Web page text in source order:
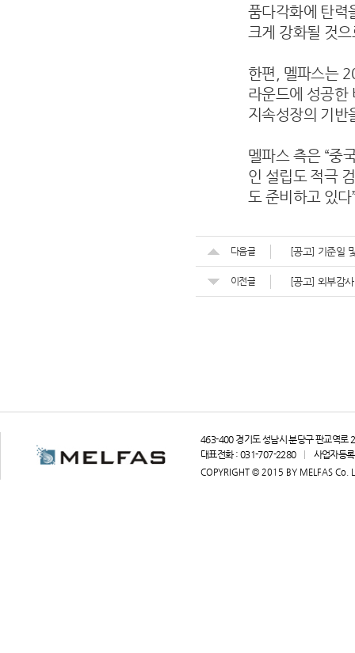
품다각화에 탄력
크게 강화될 것
한편, 멜파스는
라운드에 성공한
지속성장의 기반
멜파스 측은 “중
인 설립도 적극
도 준비하고 있
다음글 [공고] 기준일
이전글 [공고] 외부감
463-400 경기도 성남시 분당구 판교역로
대표전화 : 031-707-2280
사업자등
COPYRIGHT © 2015 BY MELFAS Co.